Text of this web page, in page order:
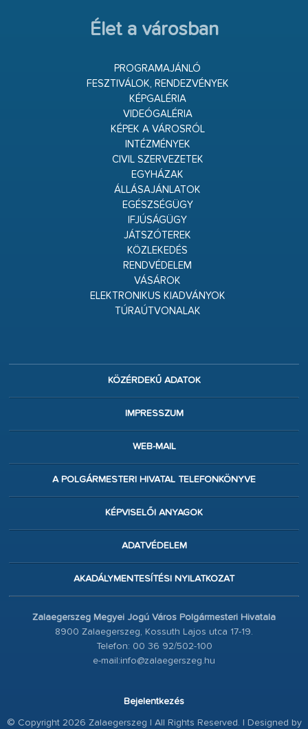
Élet a városban
PROGRAMAJÁNLÓ
FESZTIVÁLOK, RENDEZVÉNYEK
KÉPGALÉRIA
VIDEÓGALÉRIA
KÉPEK A VÁROSRÓL
INTÉZMÉNYEK
CIVIL SZERVEZETEK
EGYHÁZAK
ÁLLÁSAJÁNLATOK
EGÉSZSÉGÜGY
IFJÚSÁGÜGY
JÁTSZÓTEREK
KÖZLEKEDÉS
RENDVÉDELEM
VÁSÁROK
ELEKTRONIKUS KIADVÁNYOK
TÚRAÚTVONALAK
KÖZÉRDEKŰ ADATOK
IMPRESSZUM
WEB-MAIL
A POLGÁRMESTERI HIVATAL TELEFONKÖNYVE
KÉPVISELŐI ANYAGOK
ADATVÉDELEM
AKADÁLYMENTESÍTÉSI NYILATKOZAT
Zalaegerszeg Megyei Jogú Város Polgármesteri Hivatala
8900 Zalaegerszeg, Kossuth Lajos utca 17-19.
Telefon: 00 36 92/502-100
e-mail:info@zalaegerszeg.hu
Bejelentkezés
© Copyright 2026 Zalaegerszeg | All Rights Reserved. | Designed by